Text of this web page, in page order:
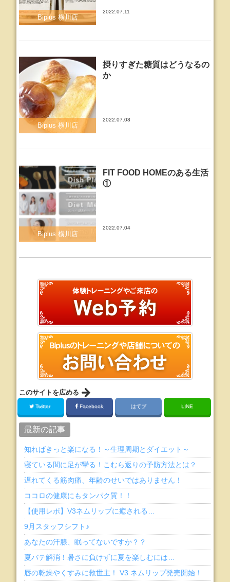
Biplus 横川店
2022.07.11
Biplus 横川店
摂りすぎた糖質はどうなるの
か
2022.07.08
Biplus 横川店
FIT FOOD HOMEのある生活
①
2022.07.04
このサイトを広める
Twitter Facebook はてブ LINE
最新の記事
知ればきっと楽になる！～生理周期とダイエット～
寝ている間に足が攣る！こむら返りの予防方法とは？
遅れてくる筋肉痛、年齢のせいではありません！
ココロの健康にもタンパク質！！
【使用レポ】V3ネムリップに癒される…
9月スタッフシフト♪
あなたの汗腺、眠ってないですか？？
夏バテ解消！暑さに負けずに夏を楽しむには…
唇の乾燥やくすみに救世主！ V3 ネムリップ発売開始！